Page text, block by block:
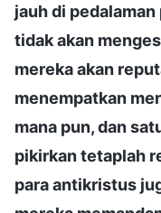
jauh di
tidak akan
mereka akan
menempatkan
mana pun, dan
pikirkan tetaplah
para antikristus